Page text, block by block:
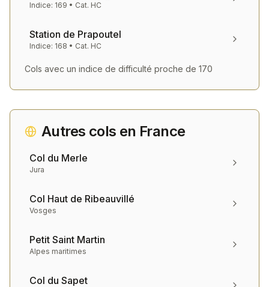
Indice: 169 • Cat. HC
Station de Prapoutel
Indice: 168 • Cat. HC
Cols avec un indice de difficulté proche de 170
Autres cols en France
Col du Merle
Jura
Col Haut de Ribeauvillé
Vosges
Petit Saint Martin
Alpes maritimes
Col du Sapet